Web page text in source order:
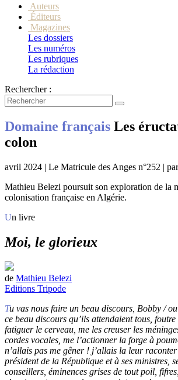
Auteurs
Éditeurs
Magazines
Les dossiers
Les numéros
Les rubriques
La rédaction
Rechercher :
Domaine français Les
colon
avril 2024 | Le Matricule des Anges n°252 |
Mathieu Belezi poursuit son exploration de la
colonisation française en Algérie.
Un livre
Moi, le glorieux
de Mathieu Belezi
Editions Tripode
Tu vas nous faire un beau discours, Bobby / oui, j’allais le leur faire
ce beau discours qu’ils attendaient tous,
fatiguer le cerveau, me les creuser les
cordes vocales, me l’actionner la forge à
n’allais pas me gêner ! j’allais la leur
président de la République et à ses ministres,
conseillers, éminences grises de tout poil,